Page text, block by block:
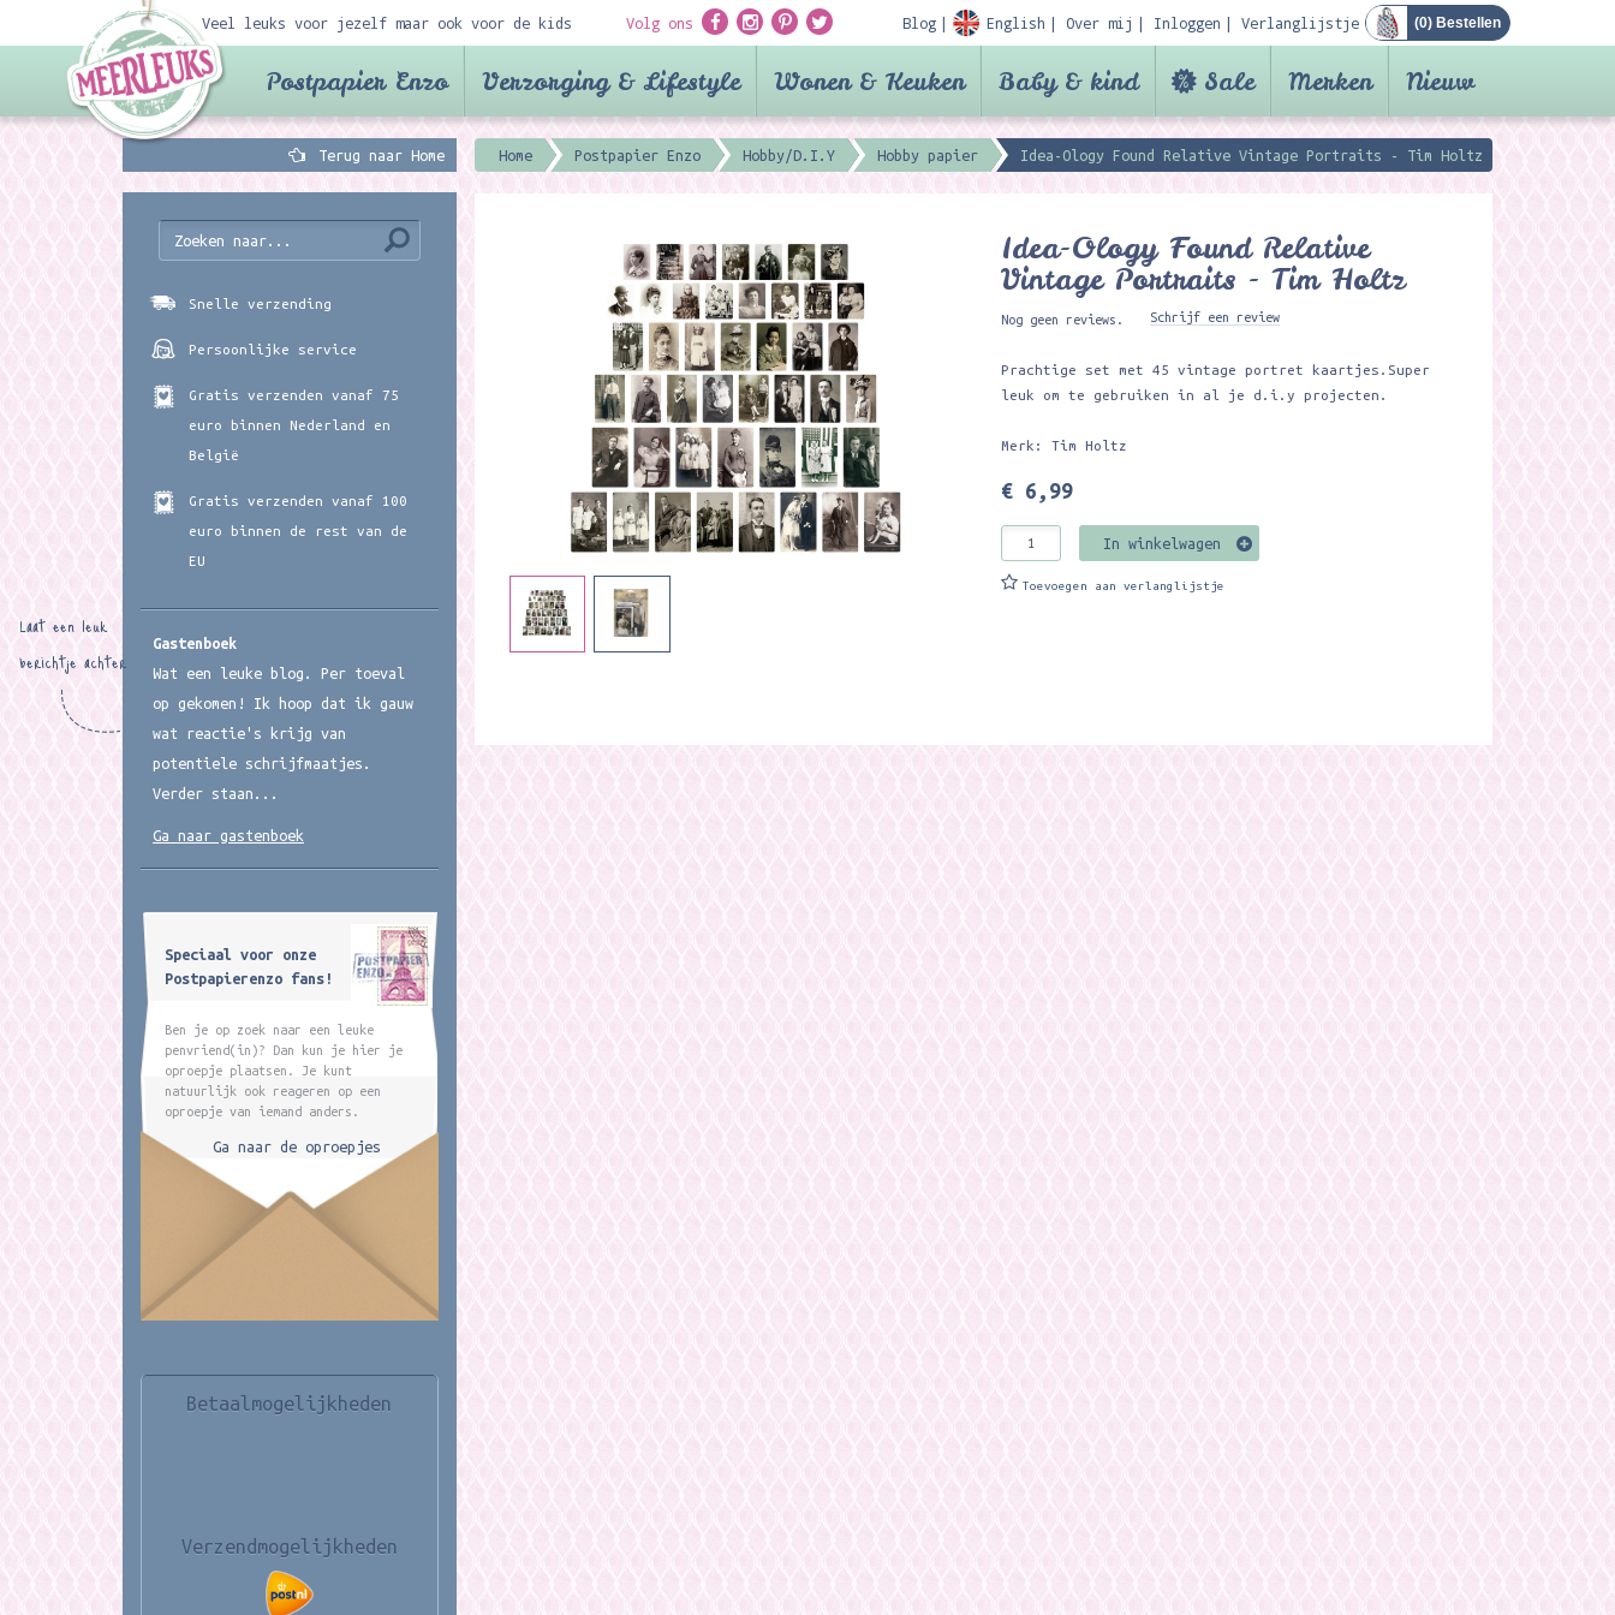
Veel leuks voor jezelf maar ook voor de kids Volg ons Blog English Over mij Inloggen Verlanglijstje (0) Bestellen
Postpapier Enzo Verzorging & Lifestyle Wonen & Keuken Baby & kind Sale Merken Nieuw
Terug naar Home Home Postpapier Enzo Hobby/D.I.Y Hobby papier Idea-Ology Found Relative Vintage Portraits - Tim Holtz
Idea-Ology Found Relative
Vintage Portraits - Tim Holtz
Nog geen reviews. Schrijf een review
Prachtige set met 45 vintage portret kaartjes.Super
leuk om te gebruiken in al je d.i.y projecten.
Merk: Tim Holtz
€ 6,99
In winkelwagen
Toevoegen aan verlanglijstje
Snelle verzending
Persoonlijke service
Gratis verzenden vanaf 75
euro binnen Nederland en
België
Gratis verzenden vanaf 100
euro binnen de rest van de
EU
Gastenboek
Wat een leuke blog. Per toeval
op gekomen! Ik hoop dat ik gauw
wat reactie's krijg van
potentiele schrijfmaatjes.
Verder staan...
Laat een leuk
berichtje achter
Ga naar gastenboek
Speciaal voor onze
Postpapierenzo fans!
Ben je op zoek naar een leuke
penvriend(in)? Dan kun je hier je
oproepje plaatsen. Je kunt
natuurlijk ook reageren op een
oproepje van iemand anders.
Ga naar de oproepjes
Betaalmogelijkheden
Verzendmogelijkheden